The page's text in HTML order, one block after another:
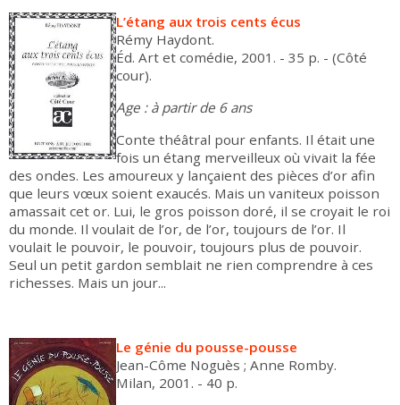
L’étang aux trois cents écus
Rémy Haydont.
Éd. Art et comédie, 2001. - 35 p. - (Côté
cour).
Age : à partir de 6 ans
Conte théâtral pour enfants. Il était une
fois un étang merveilleux où vivait la fée
des ondes. Les amoureux y lançaient des pièces d’or afin
que leurs vœux soient exaucés. Mais un vaniteux poisson
amassait cet or. Lui, le gros poisson doré, il se croyait le roi
du monde. Il voulait de l’or, de l’or, toujours de l’or. Il
voulait le pouvoir, le pouvoir, toujours plus de pouvoir.
Seul un petit gardon semblait ne rien comprendre à ces
richesses. Mais un jour...
Le génie du pousse-pousse
Jean-Côme Noguès ; Anne Romby.
Milan, 2001. - 40 p.